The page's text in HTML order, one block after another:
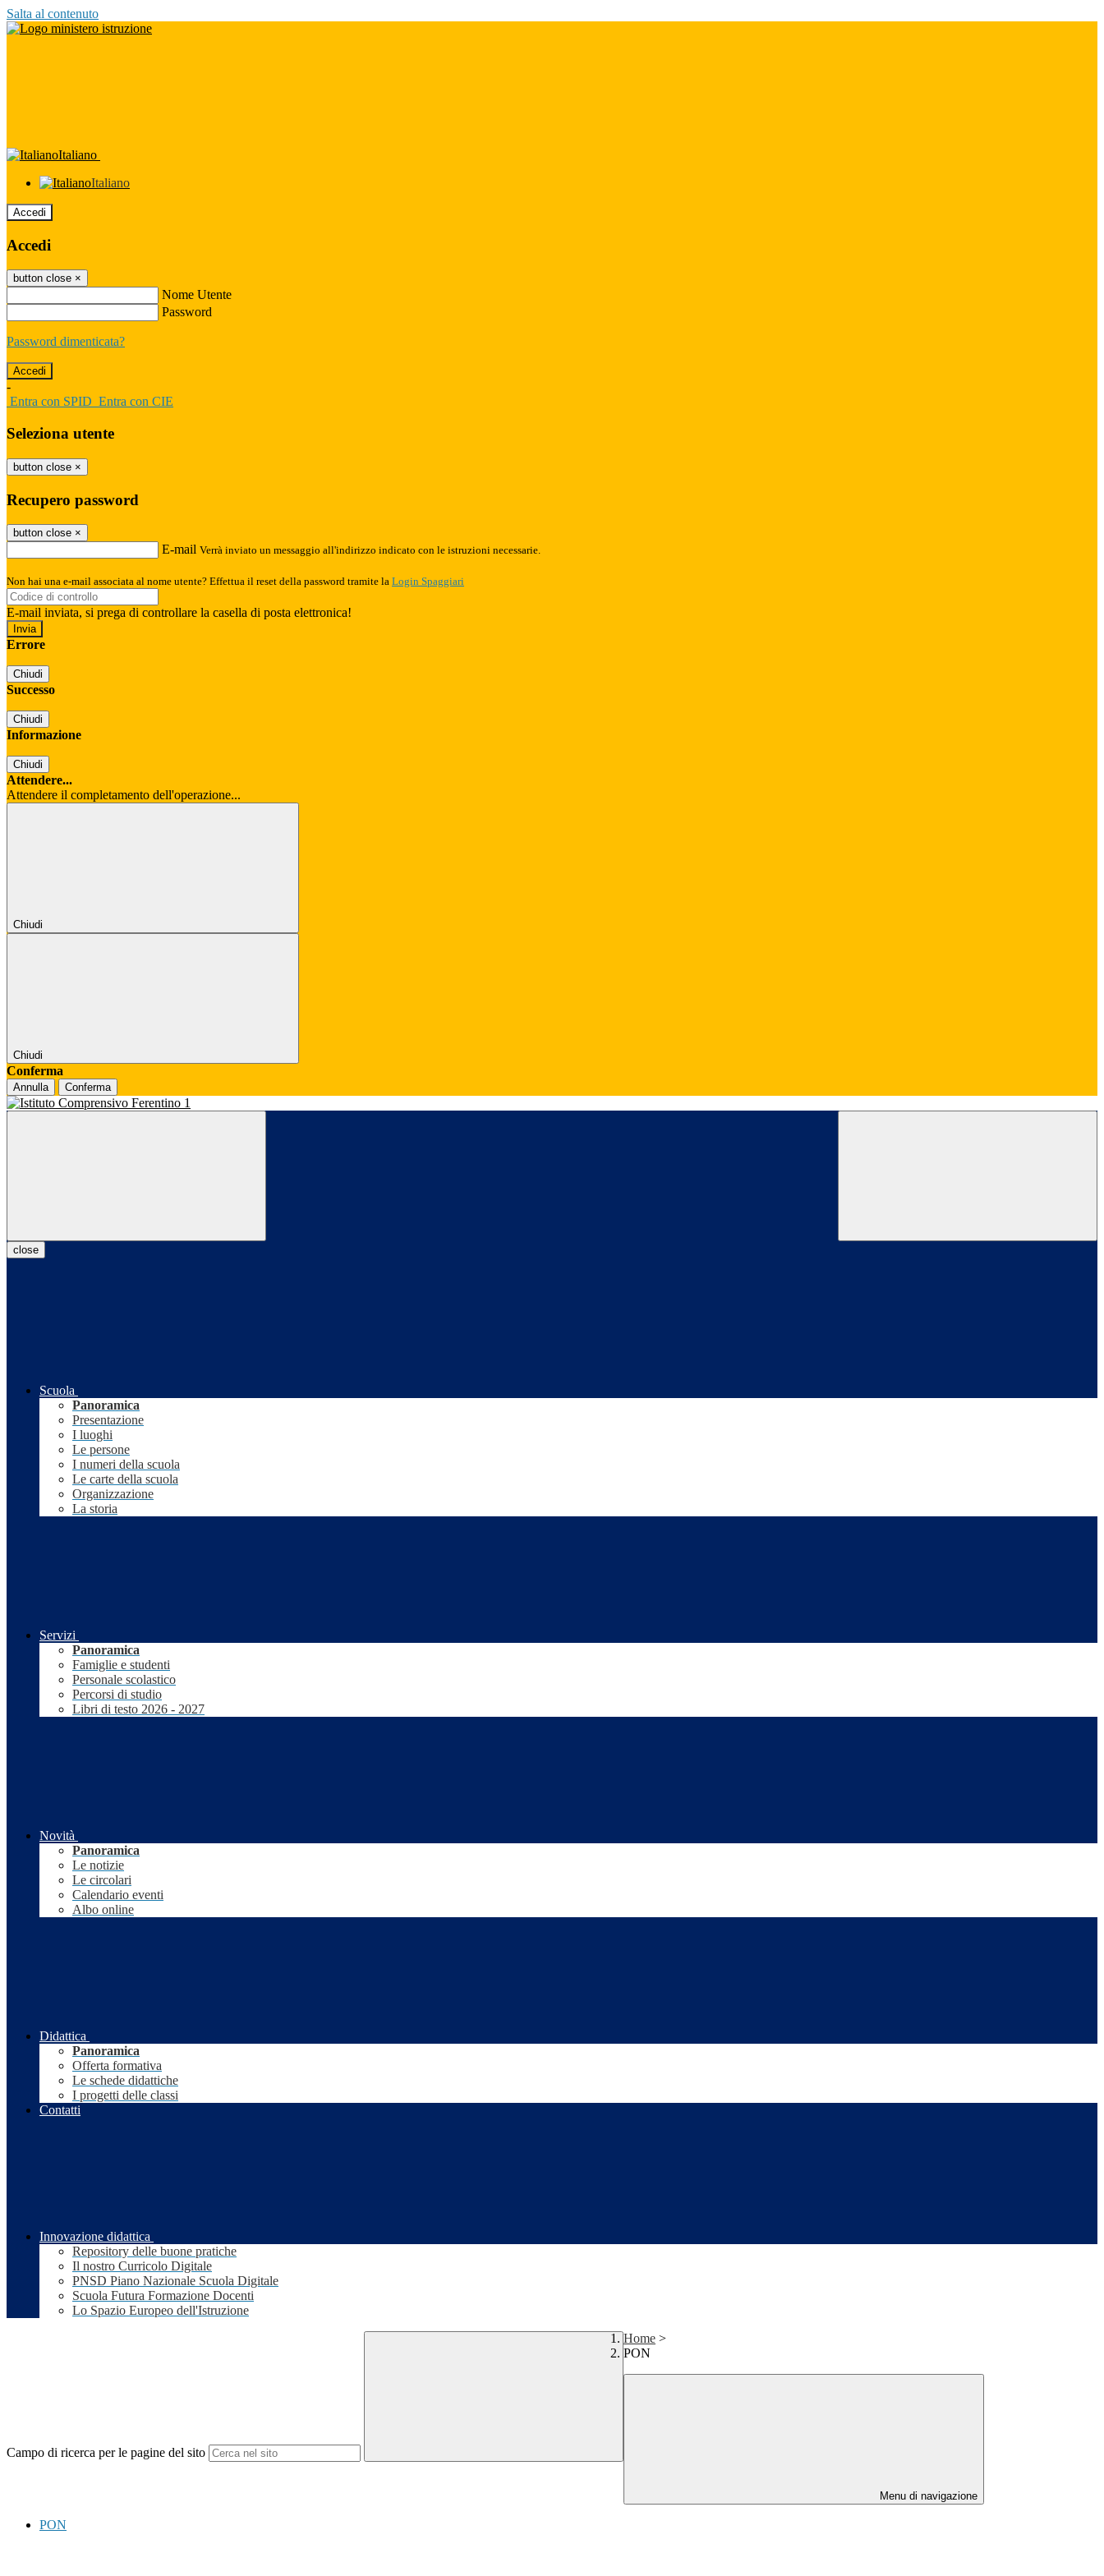
Salta al contenuto
Italiano
Italiano
Accedi
Accedi
button close ×
Nome Utente
Password
Password dimenticata?
-
Entra con SPID Entra con CIE
Seleziona utente
button close ×
Recupero password
button close ×
E-mail Verrà inviato un messaggio all'indirizzo indicato con le istruzioni necessarie.
Non hai una e-mail associata al nome utente? Effettua il reset della password tramite la Login Spaggiari
E-mail inviata, si prega di controllare la casella di posta elettronica!
Errore
Chiudi
Successo
Chiudi
Informazione
Chiudi
Attendere...
Attendere il completamento dell'operazione...
Chiudi
Chiudi
Conferma
Annulla Conferma
close
Scuola
Panoramica
Presentazione
I luoghi
Le persone
I numeri della scuola
Le carte della scuola
Organizzazione
La storia
Servizi
Panoramica
Famiglie e studenti
Personale scolastico
Percorsi di studio
Libri di testo 2026 - 2027
Novità
Panoramica
Le notizie
Le circolari
Calendario eventi
Albo online
Didattica
Panoramica
Offerta formativa
Le schede didattiche
I progetti delle classi
Contatti
Innovazione didattica
Repository delle buone pratiche
Il nostro Curricolo Digitale
PNSD Piano Nazionale Scuola Digitale
Scuola Futura Formazione Docenti
Lo Spazio Europeo dell'Istruzione
Campo di ricerca per le pagine del sito
Home >
PON
Menu di navigazione
PON